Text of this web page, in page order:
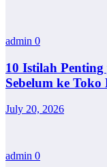
admin 0
10 Istilah
Sebelum ke
July 20, 2026
admin 0